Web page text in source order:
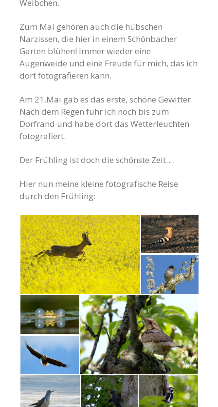
Weibchen.
Zum Mai gehören auch die hübschen
Narzissen, die hier in einem Schönbacher
Garten blühen! Immer wieder eine
Augenweide und eine Freude für mich, das ich
dort fotografieren kann.
Am 21.Mai gab es das erste, schöne Gewitter.
Nach dem Regen fuhr ich noch bis zum
Dorfrand und habe dort das Wetterleuchten
fotografiert.
Der Frühling ist doch die schönste Zeit….
Hier nun meine kleine fotografische Reise
durch den Frühling: